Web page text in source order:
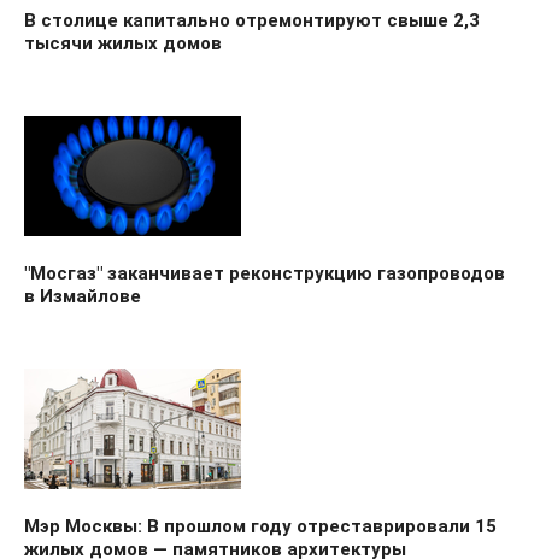
В столице капитально отремонтируют свыше 2,3
тысячи жилых домов
"Мосгаз" заканчивает реконструкцию газопроводов
в Измайлове
Мэр Москвы: В прошлом году отреставрировали 15
жилых домов — памятников архитектуры